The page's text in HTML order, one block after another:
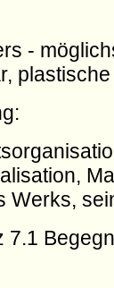
-
Werks,
7.1